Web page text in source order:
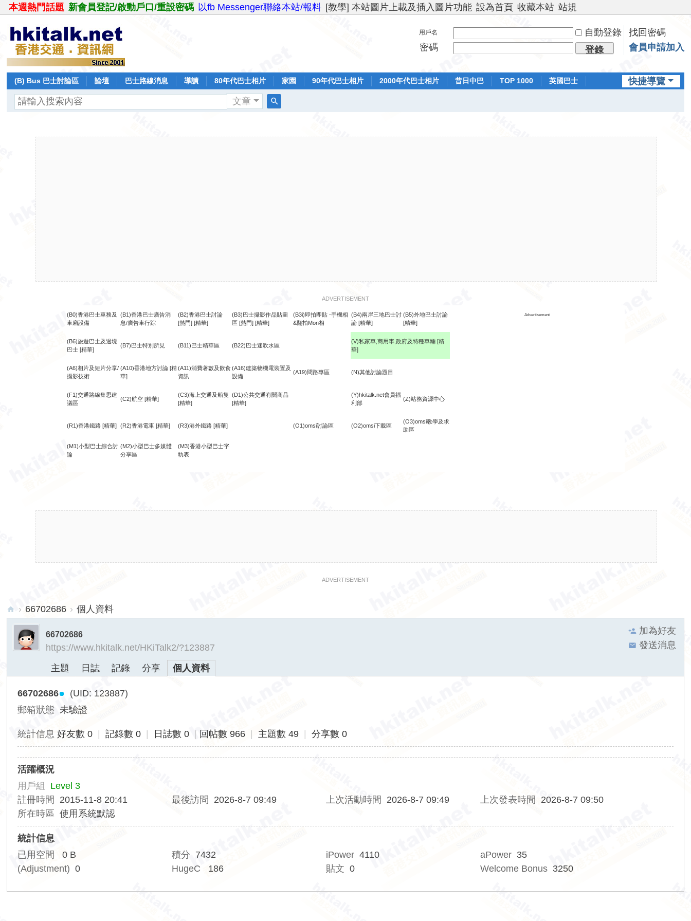
本週熱門話題 新會員登記/啟動戶口/重設密碼 以fb Messenger聯絡本站/報料 [教學] 本站圖片上載及插入圖片功能 設為首頁 收藏本站 站規
用戶名 自動登錄
找回密碼
密碼
登錄 會員申請加入
快捷導覽
(B) Bus 巴士討論區 論壇 巴士路線消息 導讀 80年代巴士相片 家園 90年代巴士相片 2000年代巴士相片 昔日中巴 TOP 1000
英國巴士
文章
ADVERTISEMENT
(B0)香港巴士車務及
車廂設備
(B1)香港巴士廣告消
息/廣告車行踪
(B2)香港巴士討論
[熱門] [精華]
(B3)巴士攝影作品貼圖
區 [熱門] [精華]
(B3i)即拍即貼 -手機相
&翻拍Mon相
(B4)兩岸三地巴士討
論 [精華]
(B5)外地巴士討論
[精華]
Advertisement
(B6)旅遊巴士及過境
巴士 [精華]
(B7)巴士特別所見 (B11)巴士精華區 (B22)巴士迷吹水區
(V)私家車,商用車,政府及特種車輛 [精
華]
(A6)相片及短片分享/
攝影技術
(A10)香港地方討論 [精
華]
(A11)消費著數及飲食
資訊
(A16)建築物機電裝置及
設備
(A19)問路專區 (N)其他討論題目
(F1)交通路線集思建
議區
(C2)航空 [精華]
(C3)海上交通及船隻
[精華]
(D1)公共交通有關商品
[精華]
(Y)hkitalk.net會員福
利部
(Z)站務資源中心
(R1)香港鐵路 [精華] (R2)香港電車 [精華] (R3)港外鐵路 [精華] (O1)omsi討論區 (O2)omsi下載區
(O3)omsi教學及求
助區
(M1)小型巴士綜合討
論
(M2)小型巴士多媒體
分享區
(M3)香港小型巴士字
軌表
ADVERTISEMENT
hk
lk.
› 66702686 › 個人資料
加為好友
發送消息
66702686
https://www.hkitalk.net/HKiTalk2/?123887
主題
日誌 記錄 分享 個人資料
66702686
(UID: 123887)
郵箱狀態 未驗證
統計信息 好友數 0 記錄數 0 日誌數 0 回帖數 966 主題數 49 分享數 0
活躍概況
用戶組 Level 3
註冊時間
2015-11-8 20:41 最後訪問 2026-8-7 09:49 上次活動時間 2026-8-7 09:49 上次發表時間
2026-8-7 09:50
所在時區
使用系統默認
統計信息
已用空間
0 B 積分 7432 iPower 4110 aPower 35
(Adjustment) 0 HugeC 186 貼文 0 Welcome Bonus 3250